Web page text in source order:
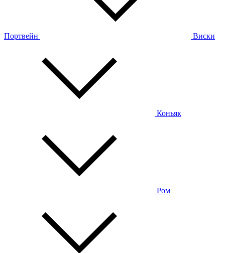
Портвейн Виски
Коньяк
Ром